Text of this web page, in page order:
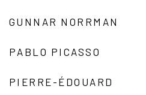
GUNNAR NORRMAN
PABLO PICASSO
PIERRE-ÉDOUARD